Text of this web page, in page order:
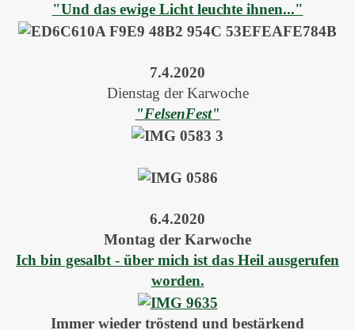
"Und das ewige Licht leuchte ihnen..."
7.4.2020
Dienstag der Karwoche
"FelsenFest"
6.4.2020
Montag der Karwoche
Ich bin gesalbt - über mich ist das Heil ausgerufen
worden.
Immer wieder tröstend und bestärkend